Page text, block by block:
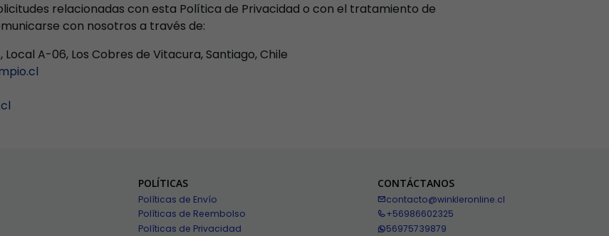
relacionadas con esta Política de Privacidad o con el tratamiento de
con nosotros a través de:
A-06, Los Cobres de Vitacura, Santiago, Chile
POLÍTICAS
Políticas de Envío
Políticas de Reembolso
Políticas de Privacidad
CONTÁCTANOS
contacto@winkleronline.cl
+56986602325
56975739879